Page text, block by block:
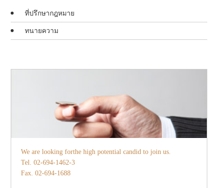
ที่ปรึกษากฎหมาย
ทนายความ
We are looking forthe high potential candid to join us.
Tel. 02-694-1462-3
Fax. 02-694-1688